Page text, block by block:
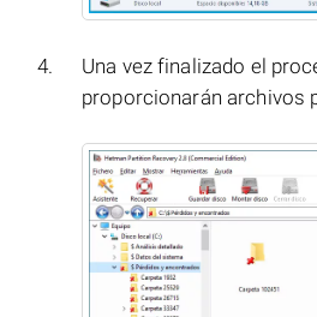
Una vez finalizado el
proporcionarán archivos